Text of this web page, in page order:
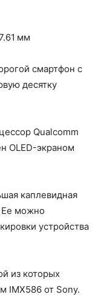
мм
смартфон с
десятку
Qualcomm
OLED-экраном
каплевидная
Ее можно
устройства
из которых
IMX586 от Sony.